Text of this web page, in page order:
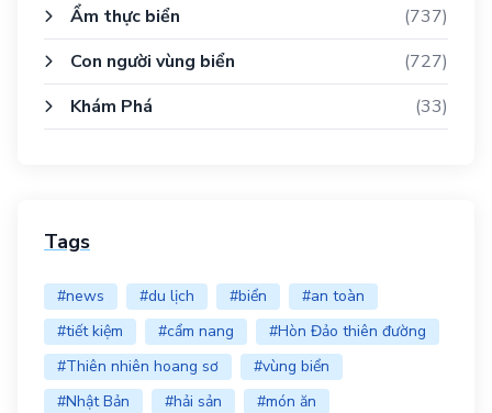
Ẩm thực biển
(737)
Con người vùng biển
(727)
Khám Phá
(33)
Tags
#news #du lịch #biển
#an toàn
#tiết kiệm
#cẩm nang
#Hòn Đảo thiên đường
#Thiên nhiên hoang sơ
#vùng biển
#Nhật Bản
#hải sản
#món ăn